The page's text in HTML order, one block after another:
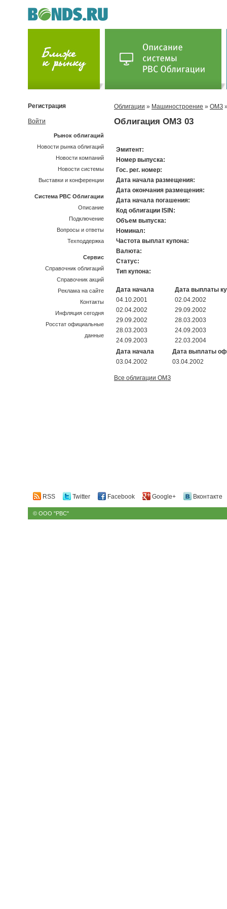
Облигации » Машиностроение » ОМЗ
Облигация ОМЗ 03
Эмитент:
Номер выпуска:
Гос. рег. номер:
Дата начала размещения:
Дата окончания размещения:
Дата начала погашения:
Код облигации ISIN:
Объем выпуска:
Номинал:
Частота выплат купона:
Валюта:
Статус:
Тип купона:
Дата начала
Дата выплаты
04.10.2001
02.04.2002
02.04.2002
29.09.2002
29.09.2002
28.03.2003
28.03.2003
24.09.2003
24.09.2003
22.03.2004
Дата начала
Дата выплаты
03.04.2002
03.04.2002
Все облигации ОМЗ
Регистрация
Войти
Рынок облигаций
Новости рынка облигаций
Новости компаний
Новости системы
Выставки и конференции
Система РВС Облигации
Описание
Подключение
Вопросы и ответы
Техподдержка
Сервис
Справочник облигаций
Справочник акций
Реклама на сайте
Контакты
Инфляция сегодня
Росстат официальные
данные
RSS Twitter Facebook Google+ Вконтакте
© ООО "РВС"